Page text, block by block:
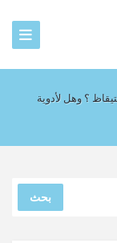
؟ وهل لأدوية
بحث